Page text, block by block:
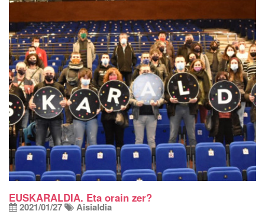
EUSKARALDIA. Eta orain zer?
2021/01/27 Aisialdia